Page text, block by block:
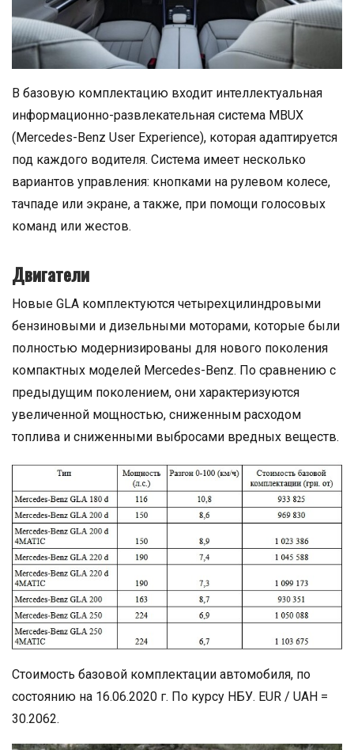
В базовую комплектацию входит интеллектуальная
информационно-развлекательная система MBUX
(Mercedes-Benz User Experience), которая адаптируется
под каждого водителя. Система имеет несколько
вариантов управления: кнопками на рулевом колесе,
тачпаде или экране, а также, при помощи голосовых
команд или жестов.
Двигатели
Новые GLA комплектуются четырехцилиндровыми
бензиновыми и дизельными моторами, которые были
полностью модернизированы для нового поколения
компактных моделей Mercedes-Benz. По сравнению с
предыдущим поколением, они характеризуются
увеличенной мощностью, сниженным расходом
топлива и сниженными выбросами вредных веществ.
Стоимость базовой комплектации автомобиля, по
состоянию на 16.06.2020 г. По курсу НБУ. EUR / UAH =
30.2062.